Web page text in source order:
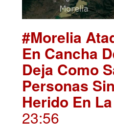
#Morelia
En Cancha
Deja Como
Personas
Herido En
23:56